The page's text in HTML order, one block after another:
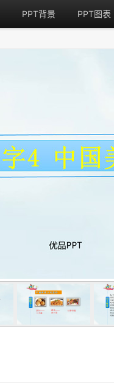
PPT背景 PPT图表